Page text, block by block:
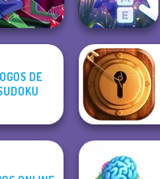
Wizard Bubble Letters
DE